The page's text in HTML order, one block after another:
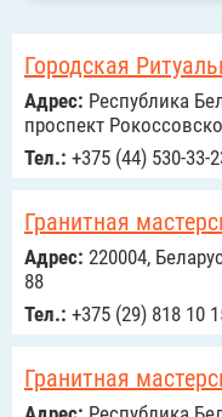
Городская
Адрес: Республика
проспект
Тел.: +375 (44) 530-33-
Гранитная
Адрес: 220004,
88
Тел.: +375 (29) 818 10
Гранитная